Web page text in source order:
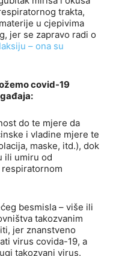
trakta,
u cjepivima
jer se zapravo radi o
– ona su
covid-19
do te mjere da
i vladine mjere te
maske, itd.), dok
ili umiru od
besmisla – više ili
takozvanim
jer znanstveno
virus covida-19, a
takozvani virus.